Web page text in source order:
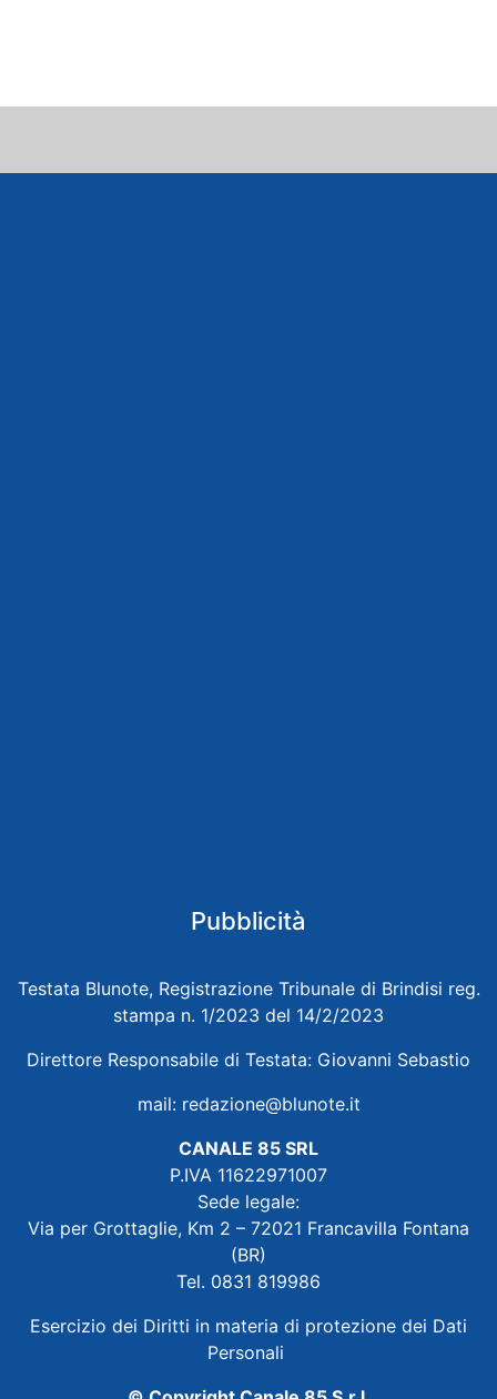
Pubblicità
Testata Blunote, Registrazione Tribunale di Brindisi reg.
stampa n. 1/2023 del 14/2/2023
Direttore Responsabile di Testata: Giovanni Sebastio
mail: redazione@blunote.it
CANALE 85 SRL
P.IVA 11622971007
Sede legale:
Via per Grottaglie, Km 2 – 72021 Francavilla Fontana
(BR)
Tel. 0831 819986
Esercizio dei Diritti in materia di protezione dei Dati
Personali